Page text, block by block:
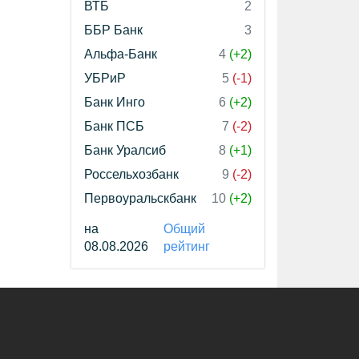
ВТБ
2
ББР Банк
3
Альфа-Банк
4 (+2)
УБРиР
5 (-1)
Банк Инго
6 (+2)
Банк ПСБ
7 (-2)
Банк Уралсиб
8 (+1)
Россельхозбанк
9 (-2)
Первоуральскбанк
10 (+2)
на
08.08.2026
Общий
рейтинг